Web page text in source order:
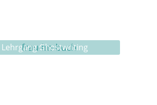
Lehrgang Ghostwriting